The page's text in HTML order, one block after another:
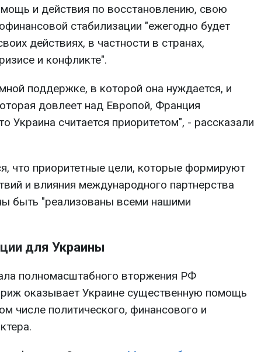
и действия по восстановлению, свою
стабилизации "ежегодно будет
действиях, в частности в странах,
и конфликте".
поддержке, в которой она нуждается, и
довлеет над Европой, Франция
Украина считается приоритетом", - рассказали
что приоритетные цели, которые формируют
и влияния международного партнерства
быть "реализованы всеми нашими
для Украины
полномасштабного вторжения РФ
оказывает Украине существенную помощь
числе политического, финансового и